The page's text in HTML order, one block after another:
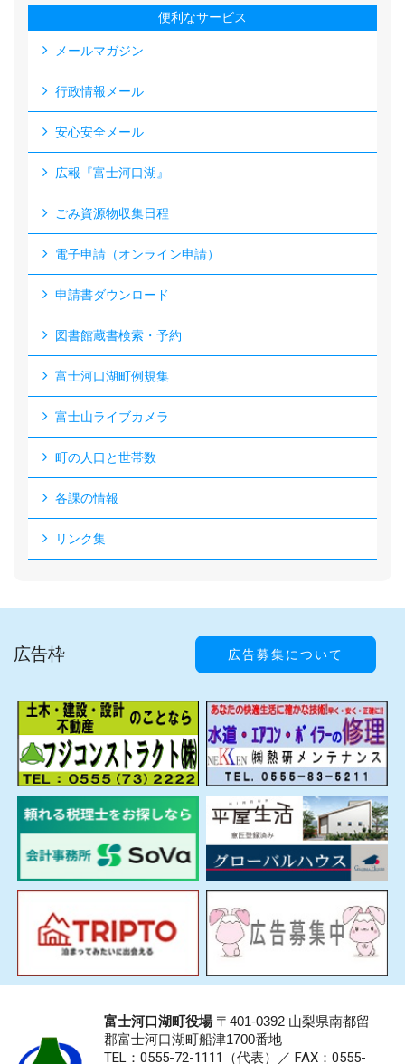
便利なサービス
メールマガジン
行政情報メール
安心安全メール
広報『富士河口湖』
ごみ資源物収集日程
電子申請（オンライン申請）
申請書ダウンロード
図書館蔵書検索・予約
富士河口湖町例規集
富士山ライブカメラ
町の人口と世帯数
各課の情報
リンク集
広告枠 広告募集について
富士河口湖町役場〒401-0392 山梨県南都留
郡富士河口湖町船津1700番地
TEL：0555-72-1111 （代表）／ FAX：0555-